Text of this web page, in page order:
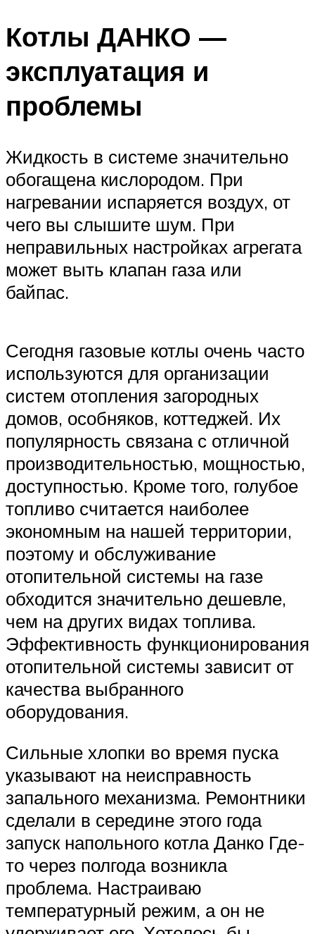
Котлы ДАНКО —
эксплуатация и
проблемы
Жидкость в системе значительно
обогащена кислородом. При
нагревании испаряется воздух, от
чего вы слышите шум. При
неправильных настройках агрегата
может выть клапан газа или
байпас.
Сегодня газовые котлы очень часто
используются для организации
систем отопления загородных
домов, особняков, коттеджей. Их
популярность связана с отличной
производительностью, мощностью,
доступностью. Кроме того, голубое
топливо считается наиболее
экономным на нашей территории,
поэтому и обслуживание
отопительной системы на газе
обходится значительно дешевле,
чем на других видах топлива.
Эффективность функционирования
отопительной системы зависит от
качества выбранного
оборудования.
Сильные хлопки во время пуска
указывают на неисправность
запального механизма. Ремонтники
сделали в середине этого года
запуск напольного котла Данко Где-
то через полгода возникла
проблема. Настраиваю
температурный режим, а он не